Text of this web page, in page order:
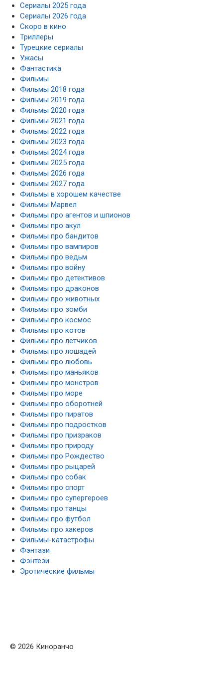
Сериалы 2025 года
Сериалы 2026 года
Скоро в кино
Триллеры
Турецкие сериалы
Ужасы
Фантастика
Фильмы
Фильмы 2018 года
Фильмы 2019 года
Фильмы 2020 года
Фильмы 2021 года
Фильмы 2022 года
Фильмы 2023 года
Фильмы 2024 года
Фильмы 2025 года
Фильмы 2026 года
Фильмы 2027 года
Фильмы в хорошем качестве
Фильмы Марвел
Фильмы про агентов и шпионов
Фильмы про акул
Фильмы про бандитов
Фильмы про вампиров
Фильмы про ведьм
Фильмы про войну
Фильмы про детективов
Фильмы про драконов
Фильмы про животных
Фильмы про зомби
Фильмы про космос
Фильмы про котов
Фильмы про летчиков
Фильмы про лошадей
Фильмы про любовь
Фильмы про маньяков
Фильмы про монстров
Фильмы про море
Фильмы про оборотней
Фильмы про пиратов
Фильмы про подростков
Фильмы про призраков
Фильмы про природу
Фильмы про Рождество
Фильмы про рыцарей
Фильмы про собак
Фильмы про спорт
Фильмы про супергероев
Фильмы про танцы
Фильмы про футбол
Фильмы про хакеров
Фильмы-катастрофы
Фэнтази
Фэнтези
Эротические фильмы
© 2026 Киноранчо